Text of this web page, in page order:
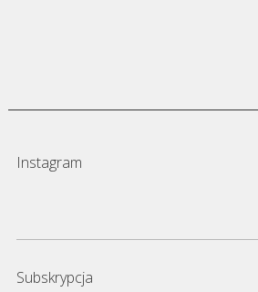
Instagram
Subskrypcja